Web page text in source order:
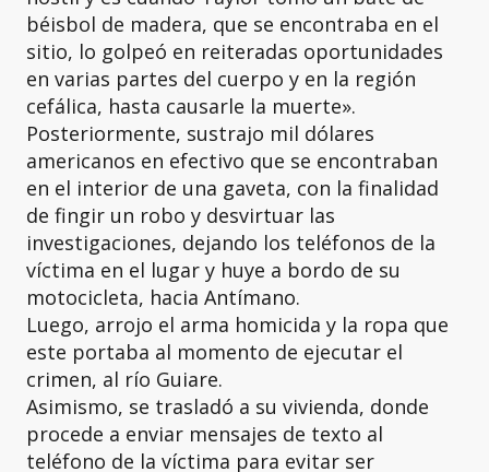
béisbol de madera, que se encontraba en el
sitio, lo golpeó en reiteradas oportunidades
en varias partes del cuerpo y en la región
cefálica, hasta causarle la muerte».
Posteriormente, sustrajo mil dólares
americanos en efectivo que se encontraban
en el interior de una gaveta, con la finalidad
de fingir un robo y desvirtuar las
investigaciones, dejando los teléfonos de la
víctima en el lugar y huye a bordo de su
motocicleta, hacia Antímano.
Luego, arrojo el arma homicida y la ropa que
este portaba al momento de ejecutar el
crimen, al río Guiare.
Asimismo, se trasladó a su vivienda, donde
procede a enviar mensajes de texto al
teléfono de la víctima para evitar ser